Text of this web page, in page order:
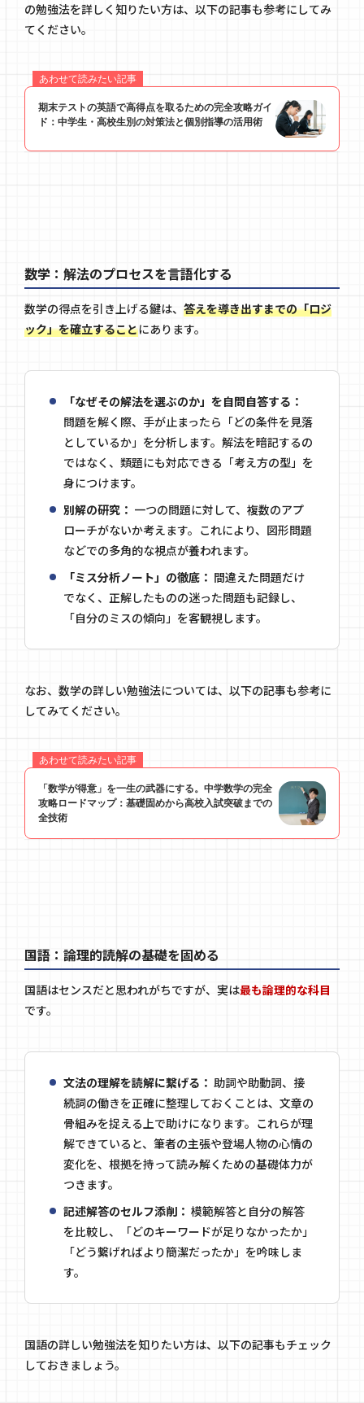
の勉強法を詳しく知りたい方は、以下の記事も参考にしてみ
てください。
数学：解法のプロセスを言語化する
数学の得点を引き上げる鍵は、 答えを導き出すまでの「ロジ
ック」を確立することにあります。
「なぜその解法を選ぶのか」を自問自答する：
問題を解く際、手が止まったら「どの条件を見落
としているか」を分析します。解法を暗記するの
ではなく、類題にも対応できる「考え方の型」を
身につけます。
別解の研究： 一つの問題に対して、複数のアプ
ローチがないか考えます。これにより、図形問題
などでの多角的な視点が養われます。
「ミス分析ノート」の徹底： 間違えた問題だけ
でなく、正解したものの迷った問題も記録し、
「自分のミスの傾向」を客観視します。
なお、数学の詳しい勉強法については、以下の記事も参考に
してみてください。
国語：論理的読解の基礎を固める
国語はセンスだと思われがちですが、実は最も論理的な科目
です。
文法の理解を読解に繋げる： 助詞や助動詞、接
続詞の働きを正確に整理しておくことは、文章の
骨組みを捉える上で助けになります。これらが理
解できていると、筆者の主張や登場人物の心情の
変化を、根拠を持って読み解くための基礎体力が
つきます。
記述解答のセルフ添削： 模範解答と自分の解答
を比較し、「どのキーワードが足りなかったか」
「どう繋げればより簡潔だったか」を吟味しま
す。
国語の詳しい勉強法を知りたい方は、以下の記事もチェック
しておきましょう。